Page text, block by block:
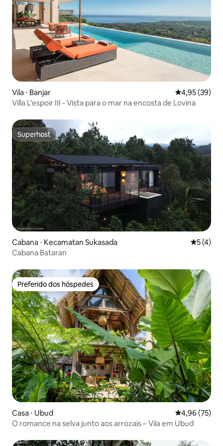
Vila ⋅ Banjar 4,95 de uma
4,95 (39)
Villa L'espoir III - Vista para o mar na encosta de Lovina
Superhost
Superhost
Cabana ⋅ Kecamatan Sukasada 5 de
5 (4)
Cabana Bataran
Preferido dos hóspedes
Preferido dos hóspedes
Casa ⋅ Ubud 4,96 de uma
4,96 (75)
O romance na selva junto aos arrozais – Vila em Ubud